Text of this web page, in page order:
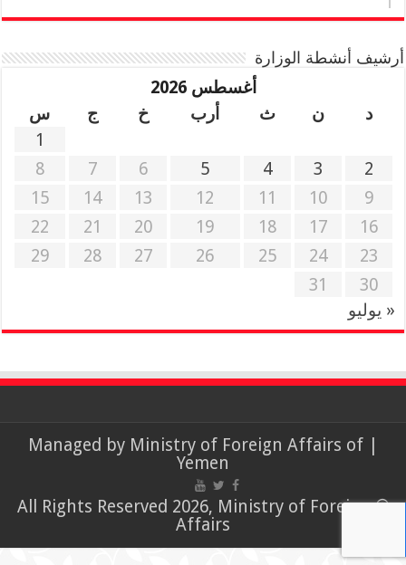
أرشيف أنشطة الوزارة
أغسطس 2026
د
ن ث أرب خ ج
س
1
2
3
4
5
6
7
8
9
10
11
12
13
14
15
16
17
18
19
20
21
22
23
24
25
26
27
28
29
30
31
« يوليو
| Managed by
Ministry of Foreign Affairs of
Yemen
© All Rights Reserved 2026, Ministry of Foreign
Affairs